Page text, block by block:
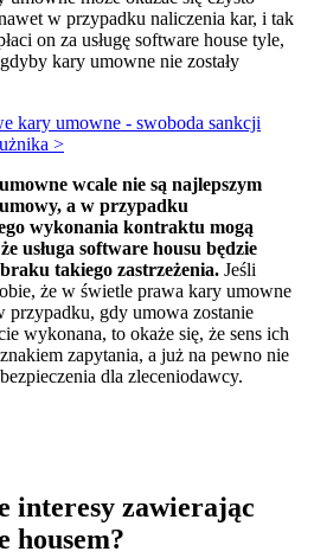
w przypadku naliczenia kar, i tak
on za usługę software house tyle,
kary umowne nie zostały
kary umowne - swoboda sankcji
>
wcale nie są najlepszym
a w przypadku
wykonania kontraktu mogą
usługa software housu będzie
takiego zastrzeżenia. Jeśli
że w świetle prawa kary umowne
przypadku, gdy umowa zostanie
wykonana, to okaże się, że sens ich
zapytania, a już na pewno nie
dla zleceniodawcy.
interesy zawierając
housem?